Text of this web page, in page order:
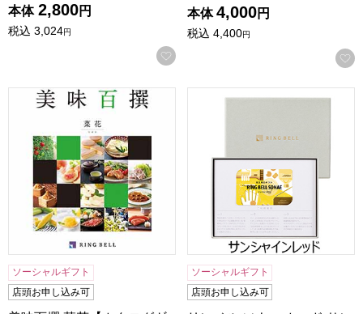
本体 2,800円
税込 3,024円
お気に入りに登録する
本体 4,000円
税込 4,400円
美味百撰 菜花【カタログギフト】【贈りものカタログ】
ソーシャルギフト
店頭お申し込み可
リンベル ソナエ カード サン
ソーシャルギフト
店頭お申し込み可